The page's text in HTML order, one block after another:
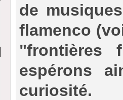
de
flamenco
"frontières
espérons
curiosité.